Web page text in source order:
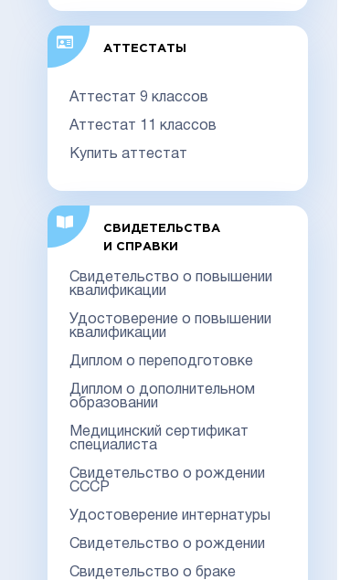
АТТЕСТАТЫ
Аттестат 9 классов
Аттестат 11 классов
Купить аттестат
СВИДЕТЕЛЬСТВА
И СПРАВКИ
Свидетельство о повышении
квалификации
Удостоверение о повышении
квалификации
Диплом о переподготовке
Диплом о дополнительном
образовании
Медицинский сертификат
специалиста
Свидетельство о рождении
СССР
Удостоверение интернатуры
Свидетельство о рождении
Свидетельство о браке